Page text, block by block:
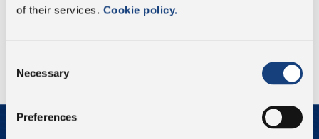
of their services. Cookie policy.
Selection
Necessary
Preferences